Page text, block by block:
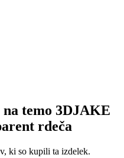
temo 3DJAKE
rdeča
ki so kupili ta izdelek.